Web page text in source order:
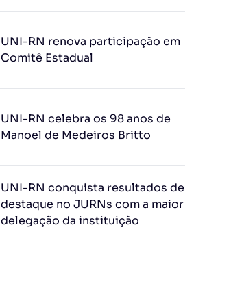
UNI-RN renova participação em
Comitê Estadual
UNI-RN celebra os 98 anos de
Manoel de Medeiros Britto
UNI-RN conquista resultados de
destaque no JURNs com a maior
delegação da instituição